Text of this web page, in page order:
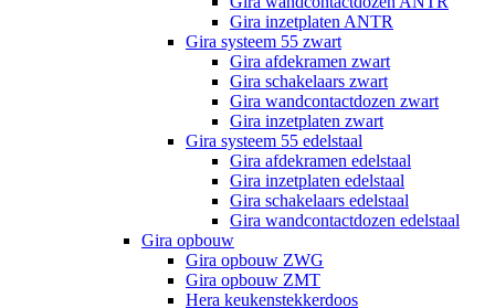
Gira inzetplaten ANTR
Gira systeem 55 zwart
Gira afdekramen zwart
Gira schakelaars zwart
Gira wandcontactdozen zwart
Gira inzetplaten zwart
Gira systeem 55 edelstaal
Gira afdekramen edelstaal
Gira inzetplaten edelstaal
Gira schakelaars edelstaal
Gira wandcontactdozen edelstaal
Gira opbouw
Gira opbouw ZWG
Gira opbouw ZMT
Hera keukenstekkerdoos